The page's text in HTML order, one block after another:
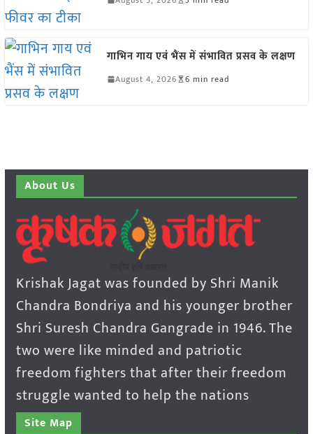
गाभिन गाय एवं भैंस में संभावित प्रसव के लक्षण
August 4, 2026 6 min read
About Us
Krishak Jagat was founded by Shri Manik
Chandra Bondriya and his younger brother
Shri Suresh Chandra Gangrade in 1946. The
two were like minded and patriotic
freedom fighters that after their freedom
struggle wanted to help the nations
Site Map